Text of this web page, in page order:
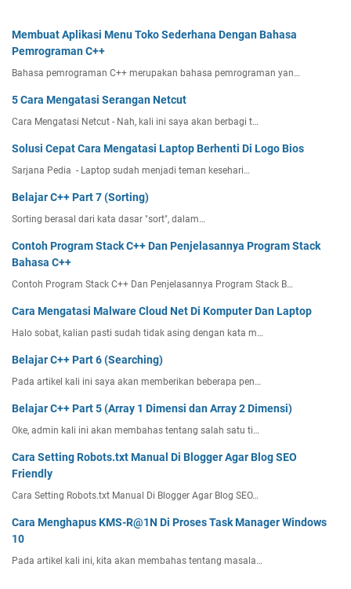
Membuat Aplikasi Menu Toko Sederhana Dengan Bahasa
Pemrograman C++
Bahasa pemrograman C++ merupakan bahasa pemrograman yan…
5 Cara Mengatasi Serangan Netcut
Cara Mengatasi Netcut - Nah, kali ini saya akan berbagi t…
Solusi Cepat Cara Mengatasi Laptop Berhenti Di Logo Bios
Sarjana Pedia - Laptop sudah menjadi teman kesehari…
Belajar C++ Part 7 (Sorting)
Sorting berasal dari kata dasar "sort", dalam…
Contoh Program Stack C++ Dan Penjelasannya Program Stack
Bahasa C++
Contoh Program Stack C++ Dan Penjelasannya Program Stack B…
Cara Mengatasi Malware Cloud Net Di Komputer Dan Laptop
Halo sobat, kalian pasti sudah tidak asing dengan kata m…
Belajar C++ Part 6 (Searching)
Pada artikel kali ini saya akan memberikan beberapa pen…
Belajar C++ Part 5 (Array 1 Dimensi dan Array 2 Dimensi)
Oke, admin kali ini akan membahas tentang salah satu ti…
Cara Setting Robots.txt Manual Di Blogger Agar Blog SEO
Friendly
Cara Setting Robots.txt Manual Di Blogger Agar Blog SEO…
Cara Menghapus KMS-R@1N Di Proses Task Manager Windows
10
Pada artikel kali ini, kita akan membahas tentang masala…